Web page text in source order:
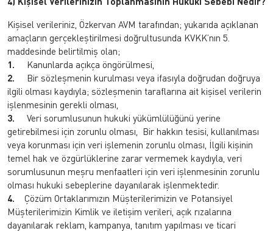
Kişisel verileriniz, Özkervan AVM tarafından; yukarıda açıklanan
amaçların gerçekleştirilmesi doğrultusunda KVKK’nın 5.
maddesinde belirtilmiş olan;
1. Kanunlarda açıkça öngörülmesi,
2. Bir sözleşmenin kurulması veya ifasıyla doğrudan doğruya
ilgili olması kaydıyla; sözleşmenin taraflarına ait kişisel verilerin
işlenmesinin gerekli olması,
3. Veri sorumlusunun hukuki yükümlülüğünü yerine
getirebilmesi için zorunlu olması, Bir hakkın tesisi, kullanılması
veya korunması için veri işlemenin zorunlu olması, İlgili kişinin
temel hak ve özgürlüklerine zarar vermemek kaydıyla, veri
sorumlusunun meşru menfaatleri için veri işlenmesinin zorunlu
olması hukuki sebeplerine dayanılarak işlenmektedir.
4. Çözüm Ortaklarımızın Müşterilerimizin ve Potansiyel
Müşterilerimizin Kimlik ve iletişim verileri, açık rızalarına
dayanılarak reklam, kampanya, tanıtım yapılması ve ticari